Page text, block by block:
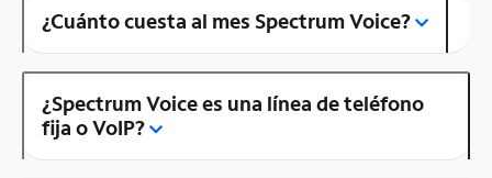
¿Cuánto cuesta al mes Spectrum Voice?
¿Spectrum Voice es una línea de teléfono
fija o VoIP?